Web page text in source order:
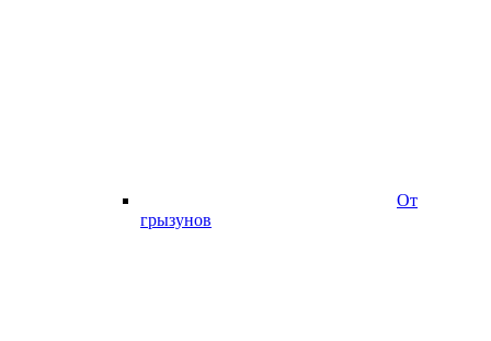
От
грызунов